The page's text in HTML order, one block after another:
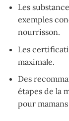
Les
exemples
nourrisson.
Les
maximale.
Des
étapes de la
pour